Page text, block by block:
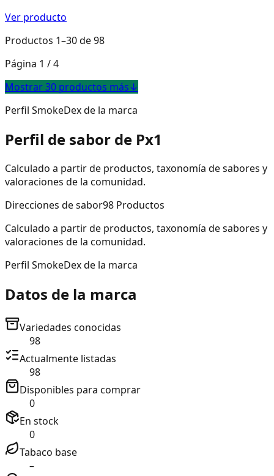
Ver producto
Productos 1–30 de 98
Página 1 / 4
Mostrar 30 productos más↓
Perfil SmokeDex de la marca
Perfil de sabor de Px1
Calculado a partir de productos, taxonomía de sabores y
valoraciones de la comunidad.
Direcciones de sabor98 Productos
Calculado a partir de productos, taxonomía de sabores y
valoraciones de la comunidad.
Perfil SmokeDex de la marca
Datos de la marca
Variedades conocidas
98
Actualmente listadas
98
Disponibles para comprar
0
En stock
0
Tabaco base
–